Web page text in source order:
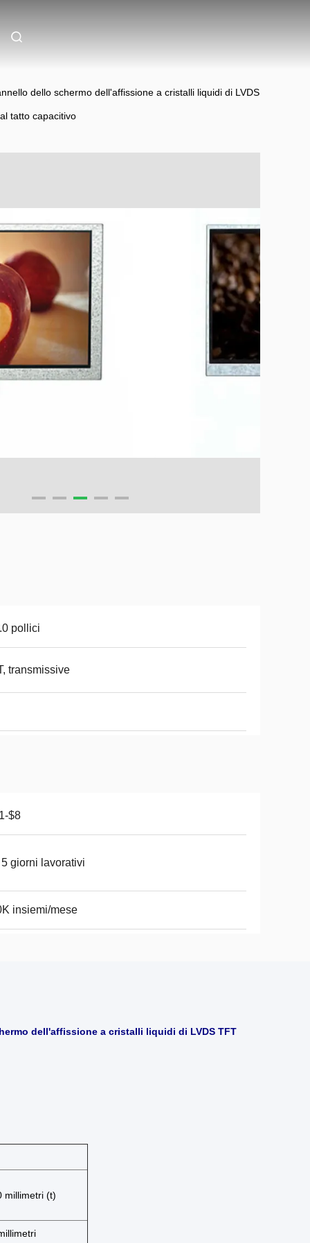
dello schermo dell'affissione a cristalli liquidi di LVDS
tatto capacitivo
pollici
transmissive
$8
giorni lavorativi
insiemi/mese
dell'affissione a cristalli liquidi di LVDS TFT
millimetri (t)